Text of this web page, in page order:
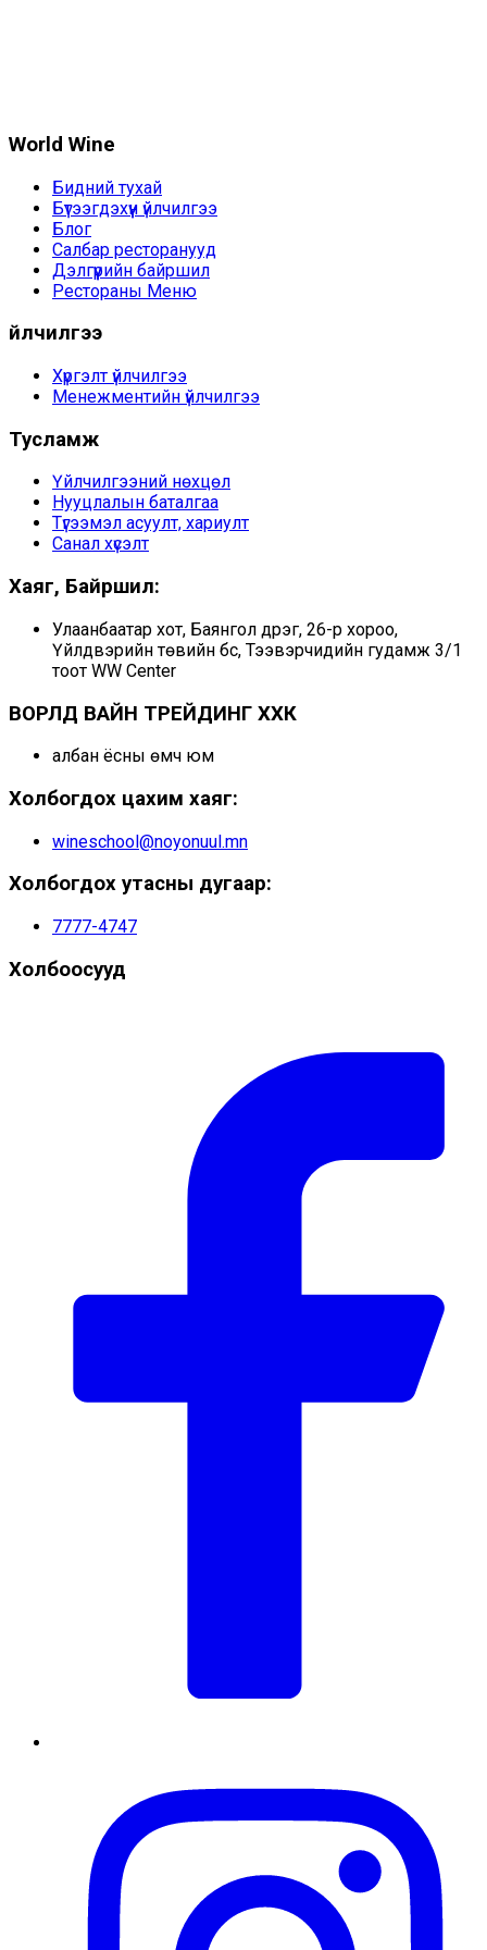
World Wine
Бидний тухай
Бүтээгдэхүүн үйлчилгээ
Блог
Салбар ресторанууд
Дэлгүүрийн байршил
Рестораны Меню
Үйлчилгээ
Хүргэлт үйлчилгээ
Менежментийн үйлчилгээ
Тусламж
Үйлчилгээний нөхцөл
Нууцлалын баталгаа
Түгээмэл асуулт, хариулт
Санал хүсэлт
Хаяг, Байршил:
Улаанбаатар хот, Баянгол дүүрэг, 26-р хороо,
Үйлдвэрийн төвийн бүс, Тээвэрчидийн гудамж 3/1
тоот WW Center
ВОРЛД ВАЙН ТРЕЙДИНГ ХХК
албан ёсны өмч юм
Холбогдох цахим хаяг:
wineschool@noyonuul.mn
Холбогдох утасны дугаар:
7777-4747
Холбоосууд